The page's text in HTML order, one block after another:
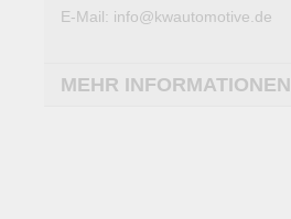
E-Mail: info@kwautomotive.de
MEHR INFORMATIONEN